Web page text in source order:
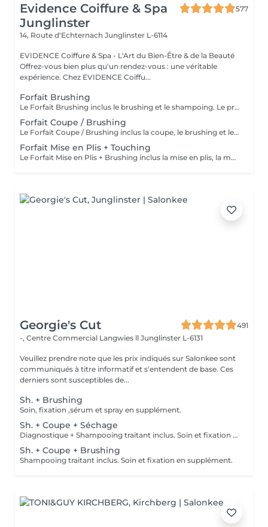
Evidence Coiffure & Spa
Junglinster
577
14, Route d‘Echternach Junglinster L-6114
EVIDENCE Coiffure & Spa - L'Art du Bien-Être & de la Beauté
Offrez-vous bien plus qu'un rendez-vous : une véritable
expérience. Chez EVIDENCE Coiffu...
Forfait Brushing
Le Forfait Brushing inclus le brushing et le shampoing. Le prix pourra varier en fonction de la longueur des cheveux. Pour tout renseignement complémentaire, n'hésitez pas à nous appeler.
Forfait Coupe / Brushing
Le Forfait Coupe / Brushing inclus la coupe, le brushing et le shampoing. Le prix pourra varier en fonction de la longueur des cheveux. Pour tout renseignement complémentaire, n'hésitez pas à nous appeler.
Forfait Mise en Plis + Touching
Le Forfait Mise en Plis + Brushing inclus la mise en plis, la mousse et le shampoing. Le prix pourra varier en fonction de la longueur des cheveux. Pour tout renseignement complémentaire, n'hésitez pas à nous appeler.
Georgie's Cut
491
-, Centre Commercial Langwies ll Junglinster L-6131
Veuillez prendre note que les prix indiqués sur Salonkee sont
communiqués à titre informatif et s'entendent de base. Ces
derniers sont susceptibles de...
Sh. + Brushing
Soin, fixation ,sérum et spray en supplément.
Sh. + Coupe + Séchage
Diagnostique + Shampooing traitant inclus. Soin et fixation en supplément.
Sh. + Coupe + Brushing
Shampooing traitant inclus. Soin et fixation en supplément.